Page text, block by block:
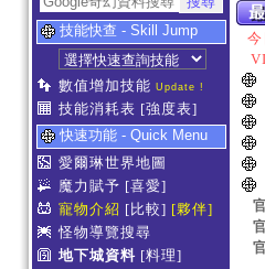
技能快查 - Skill Jump
數值增加技能 Update !
技能消耗表 [強度表]
快速功能 - Quick Menu
愛爾琳世界地圖
魔力賦予 [喜愛]
寵物介紹 [比較] [夥伴]
怪物導覽搜尋
地下城資料 [料理]